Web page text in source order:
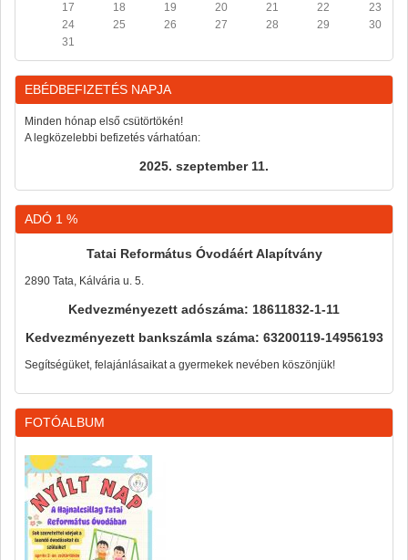
17
18 19 20 21 22
23
24
25 26 27 28 29
30
31
EBÉDBEFIZETÉS NAPJA
Minden hónap első csütörtökén!
A legközelebbi befizetés várhatóan:
2025. szeptember 11.
ADÓ 1 %
Tatai Református Óvodáért Alapítvány
2890 Tata, Kálvária u. 5.
Kedvezményezett adószáma: 18611832-1-11
Kedvezményezett bankszámla száma: 63200119-14956193
Segítségüket, felajánlásaikat a gyermekek nevében köszönjük!
FOTÓALBUM